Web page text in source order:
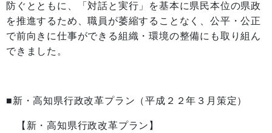
防ぐとともに、「対話と実行」を基本に県民本位の県政
を推進するため、職員が萎縮することなく、公平・公正
で前向きに仕事ができる組織・環境の整備にも取り組ん
できました。
■新・高知県行政改革プラン（平成２２年３月策定）
【新・高知県行政改革プラン】